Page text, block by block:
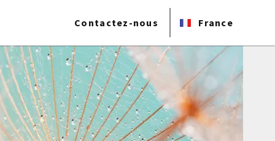
Contactez-nous France